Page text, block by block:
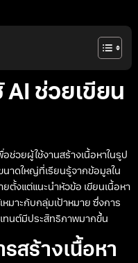
AI ช่วยเขียน
วยผู้ใช้งานสร้างเนื้อหาในรูป
นาดใหญ่ที่เรียนรู้จากข้อมูลใน
ยตั้งแต่แนะนำหัวข้อ เขียนเนื้อหา
มาะกับกลุ่มเป้าหมาย ซึ่งการ
ทนต์มีประสิทธิภาพมากขึ้น
รสร้างเนื้อหา